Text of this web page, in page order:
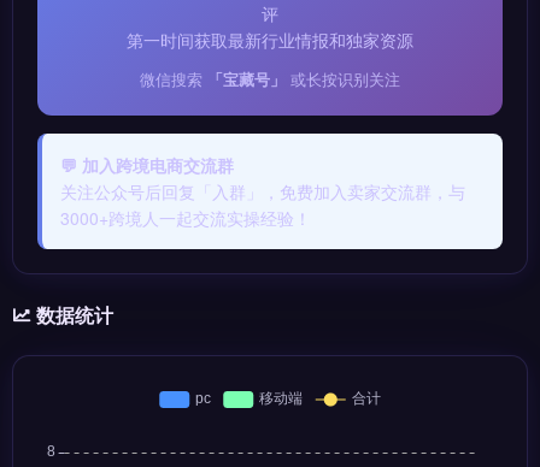
评
第一时间获取最新行业情报和独家资源
微信搜索 「宝藏号」 或长按识别关注
💬 加入跨境电商交流群
关注公众号后回复「入群」，免费加入卖家交流群，与
3000+跨境人一起交流实操经验！
数据统计